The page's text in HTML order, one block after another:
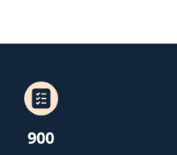
900